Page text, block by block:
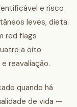
e risco
leves, dieta
red flags
a oito
reavaliação.
quando há
de vida —